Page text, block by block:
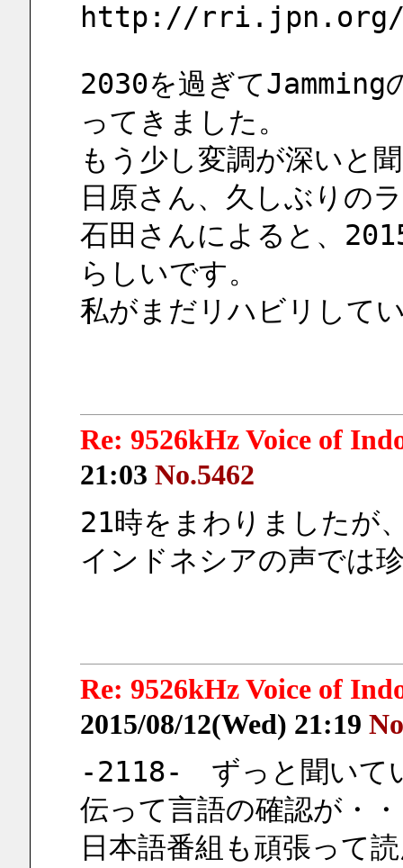
http://
2030を過ぎてJamming
ってきました。
もう少し変調が深いと
日原さん、久しぶりの
石田さんによると、
らしいです。
私がまだリハビリして
Re: 9526kHz Voice of
21:03 No.5462
21時をまわりましたが
インドネシアの声では
Re: 9526kHz Voice of
2015/08/12(Wed) 21:19
-2118-　ずっと聞いて
伝って言語の確認が・
日本語番組も頑張って